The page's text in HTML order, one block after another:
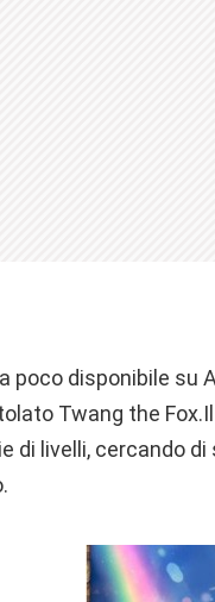
poco disponibile
Twang the
di livelli, cercando